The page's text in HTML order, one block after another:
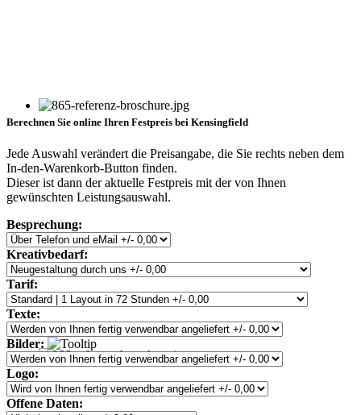
Berechnen Sie online Ihren Festpreis bei Kensingfield
Jede Auswahl verändert die Preisangabe, die Sie rechts neben dem
In-den-Warenkorb-Button finden.
Dieser ist dann der aktuelle Festpreis mit der von Ihnen
gewünschten Leistungsauswahl.
Besprechung:
Kreativbedarf:
Tarif:
Texte:
Bilder:
Logo:
Offene Daten: